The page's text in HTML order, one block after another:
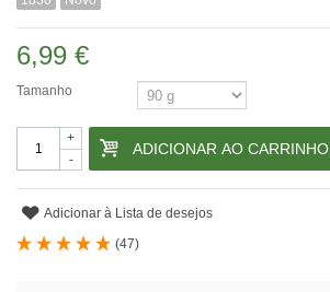
6,99 €
Tamanho
-
+
ADICIONAR AO CARRINHO
Adicionar à Lista de desejos
(47)